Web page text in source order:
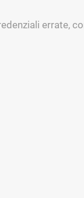
errate,